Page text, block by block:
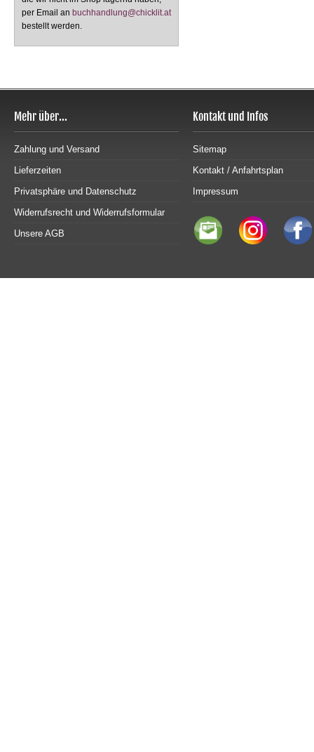
per Email an buchhandlung@chicklit.at
bestellt werden.
Mehr über...
Zahlung und Versand
Lieferzeiten
Privatsphäre und Datenschutz
Widerrufsrecht und Widerrufsformular
Unsere AGB
Kontakt und Infos
Sitemap
Kontakt / Anfahrtsplan
Impressum